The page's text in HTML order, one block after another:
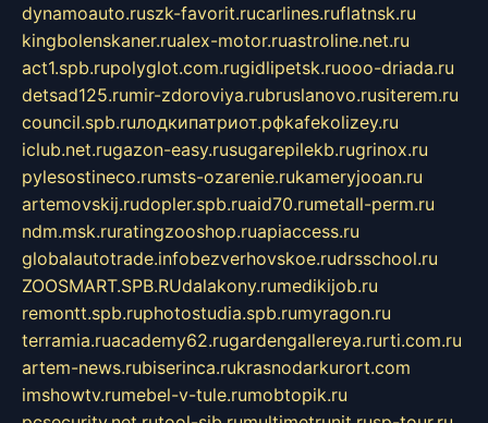
dynamoauto.ruszk-favorit.rucarlines.ruflatnsk.ru
kingbolenskaner.rualex-motor.ruastroline.net.ru
act1.spb.rupolyglot.com.rugidlipetsk.ruooo-driada.ru
detsad125.rumir-zdoroviya.rubruslanovo.rusiterem.ru
council.spb.ruлодкипатриот.рфkafekolizey.ru
iclub.net.rugazon-easy.rusugarepilekb.rugrinox.ru
pylesostineco.rumsts-ozarenie.rukameryjooan.ru
artemovskij.rudopler.spb.ruaid70.rumetall-perm.ru
ndm.msk.ruratingzooshop.ruapiaccess.ru
globalautotrade.infobezverhovskoe.rudrsschool.ru
ZOOSMART.SPB.RUdalakony.rumedikijob.ru
remontt.spb.ruphotostudia.spb.rumyragon.ru
terramia.ruacademy62.rugardengallereya.rurti.com.ru
artem-news.rubiserinca.rukrasnodarkurort.com
imshowtv.rumebel-v-tule.rumobtopik.ru